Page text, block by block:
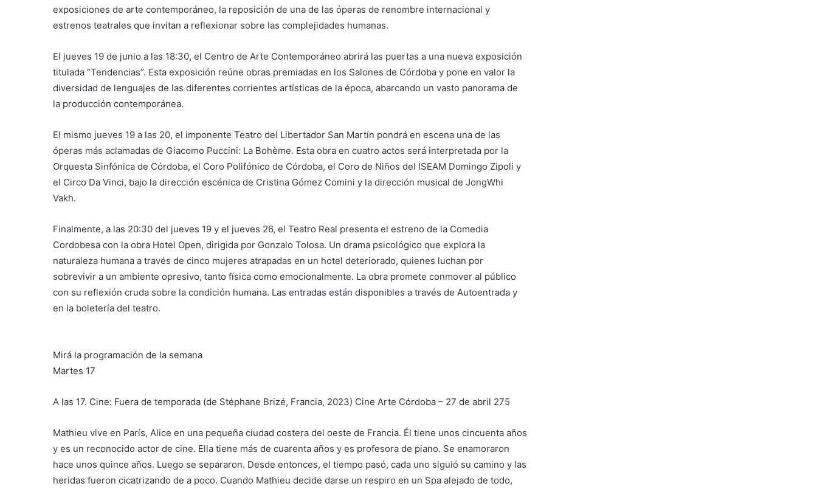
exposiciones de arte contemporáneo, la reposición de una de las óperas de renombre internacional y
estrenos teatrales que invitan a reflexionar sobre las complejidades humanas.
El jueves 19 de junio a las 18:30, el Centro de Arte Contemporáneo abrirá las puertas a una nueva exposición
titulada “Tendencias”. Esta exposición reúne obras premiadas en los Salones de Córdoba y pone en valor la
diversidad de lenguajes de las diferentes corrientes artísticas de la época, abarcando un vasto panorama de
la producción contemporánea.
El mismo jueves 19 a las 20, el imponente Teatro del Libertador San Martín pondrá en escena una de las
óperas más aclamadas de Giacomo Puccini: La Bohème. Esta obra en cuatro actos será interpretada por la
Orquesta Sinfónica de Córdoba, el Coro Polifónico de Córdoba, el Coro de Niños del ISEAM Domingo Zipoli y
el Circo Da Vinci, bajo la dirección escénica de Cristina Gómez Comini y la dirección musical de JongWhi
Vakh.
Finalmente, a las 20:30 del jueves 19 y el jueves 26, el Teatro Real presenta el estreno de la Comedia
Cordobesa con la obra Hotel Open, dirigida por Gonzalo Tolosa. Un drama psicológico que explora la
naturaleza humana a través de cinco mujeres atrapadas en un hotel deteriorado, quienes luchan por
sobrevivir a un ambiente opresivo, tanto física como emocionalmente. La obra promete conmover al público
con su reflexión cruda sobre la condición humana. Las entradas están disponibles a través de Autoentrada y
en la boletería del teatro.
Mirá la programación de la semana
Martes 17
A las 17. Cine: Fuera de temporada (de Stéphane Brizé, Francia, 2023) Cine Arte Córdoba – 27 de abril 275
Mathieu vive en París, Alice en una pequeña ciudad costera del oeste de Francia. Él tiene unos cincuenta años
y es un reconocido actor de cine. Ella tiene más de cuarenta años y es profesora de piano. Se enamoraron
hace unos quince años. Luego se separaron. Desde entonces, el tiempo pasó, cada uno siguió su camino y las
heridas fueron cicatrizando de a poco. Cuando Mathieu decide darse un respiro en un Spa alejado de todo,